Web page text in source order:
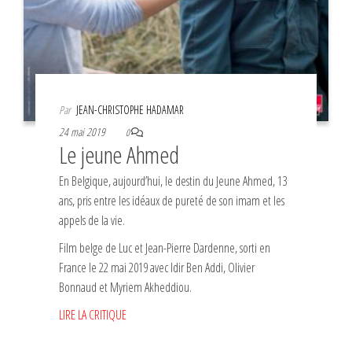
Par JEAN-CHRISTOPHE HADAMAR
24 mai 2019
0
Le jeune Ahmed
En Belgique, aujourd’hui, le destin du Jeune Ahmed, 13
ans, pris entre les idéaux de pureté de son imam et les
appels de la vie.
Film belge de Luc et Jean-Pierre Dardenne, sorti en
France le 22 mai 2019 avec Idir Ben Addi, Olivier
Bonnaud et Myriem Akheddiou.
LIRE LA CRITIQUE